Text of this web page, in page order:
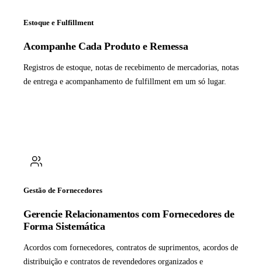
Estoque e Fulfillment
Acompanhe Cada Produto e Remessa
Registros de estoque, notas de recebimento de mercadorias, notas
de entrega e acompanhamento de fulfillment em um só lugar.
Gestão de Fornecedores
Gerencie Relacionamentos com Fornecedores de
Forma Sistemática
Acordos com fornecedores, contratos de suprimentos, acordos de
distribuição e contratos de revendedores organizados e